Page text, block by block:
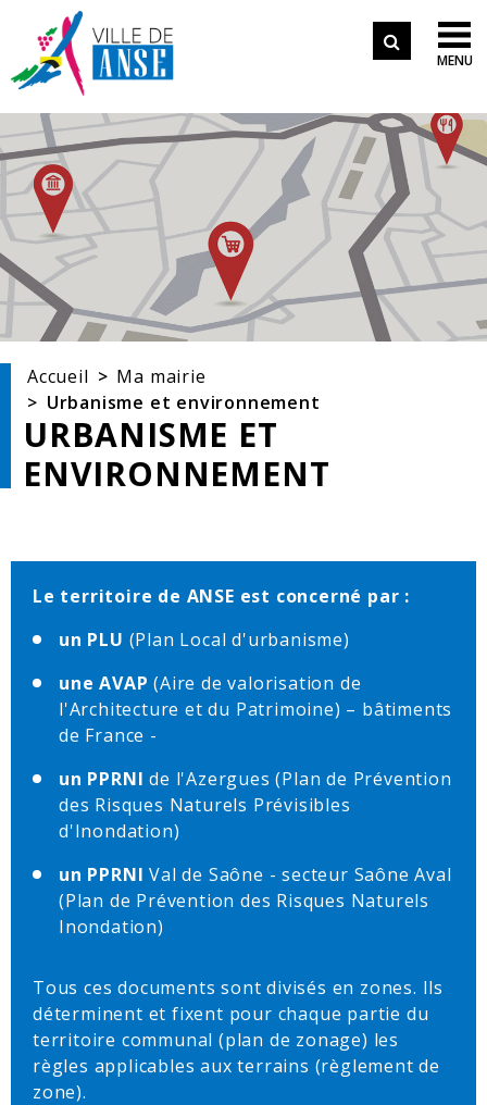
Aller au menu
Aller à la recherche

Formulaire
de
MENU
Accueil
Ma mairie
Urbanisme et environnement
URBANISME ET
ENVIRONNEMENT
Le territoire de ANSE est concerné par :
un PLU (Plan Local d'urbanisme)
une AVAP(Aire de valorisation de
l'Architecture et du Patrimoine) – bâtiments
de France -
un PPRNI de l'Azergues (Plan de Prévention
des Risques Naturels Prévisibles
d'Inondation)
un PPRNI Val de Saône - secteur Saône Aval
(Plan de Prévention des Risques Naturels
Inondation)
Tous ces documents sont divisés en zones. Ils
déterminent et fixent pour chaque partie du
territoire communal (plan de zonage) les
règles applicables aux terrains (règlement de
zone).